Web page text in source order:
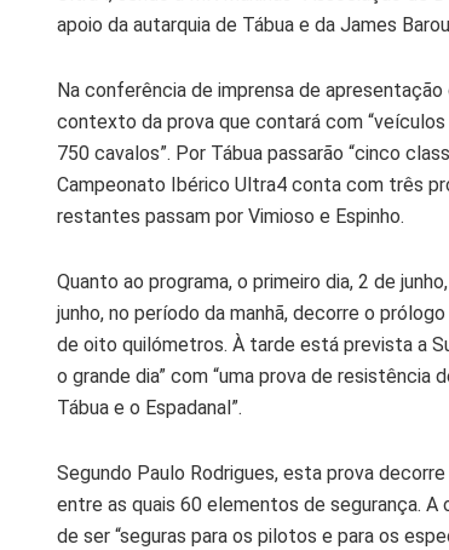
apoio da autarquia de Tábua e da James
Na conferência de imprensa de
contexto da prova que contará com
750 cavalos”. Por Tábua passarão “cinco
Campeonato Ibérico Ultra4 conta com três
restantes passam por Vimioso e Espinho.
Quanto ao programa, o primeiro dia, 2 de
junho, no período da manhã, decorre o
de oito quilómetros. À tarde está prevista a
o grande dia” com “uma prova de
Tábua e o Espadanal”.
Segundo Paulo Rodrigues, esta prova
entre as quais 60 elementos de segurança.
de ser “seguras para os pilotos e para os